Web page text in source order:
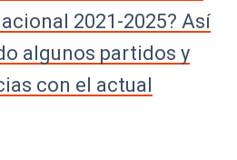
2021-2025? Así
algunos partidos y
con el actual